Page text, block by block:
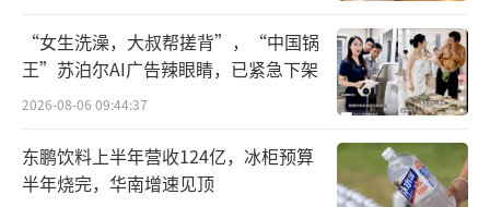
随着五一假期的到来，宴席市场再度成为
各大白酒品牌竞相角逐的战场。微酒记者首先
对福建莆田、四川成都、河南许昌等地经销商
进行采访调研，发现当前白酒市场呈现出六大
显著的市场态势与消费者需求。
“女生洗澡，大叔帮搓背”，“中国锅
王”苏泊尔AI广告辣眼睛，已紧急下架
2026-08-06 09:44:37
东鹏饮料上半年营收124亿，冰柜预算
半年烧完，华南增速见顶